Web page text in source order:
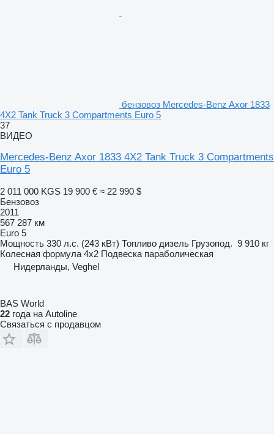
бензовоз Mercedes-Benz Axor 1833
4X2 Tank Truck 3 Compartments Euro 5
37
ВИДЕО
Mercedes-Benz Axor 1833 4X2 Tank Truck 3 Compartments
Euro 5
2 011 000 KGS 19 900 € ≈ 22 990 $
Бензовоз
2011
567 287 км
Euro 5
Мощность 330 л.с. (243 кВт) Топливо дизель Грузопод. 9 910 кг
Колесная формула 4x2 Подвеска параболическая
Нидерланды, Veghel
BAS World
22 года на Autoline
Связаться с продавцом